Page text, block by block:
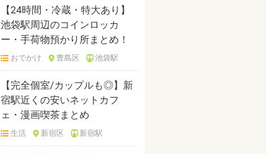
【24時間・冷蔵・特大あり】
池袋駅周辺のコインロッカ
ー・手荷物預かり所まとめ！
おでかけ 豊島区 池袋駅
【完全個室/カップルも◎】新
宿駅近くの安いネットカフ
ェ・漫画喫茶まとめ
生活 新宿区 新宿駅